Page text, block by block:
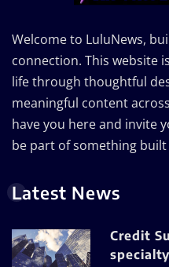
Welcome to LuluNews,
connection. This website
life through thoughtful
meaningful content
have you here and invite
be part of something
Latest News
Credit